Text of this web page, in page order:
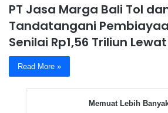
PT Jasa Marga Bali Tol
Tandatangani
Senilai Rp1,56 Triliun
Read More »
Memuat Lebih